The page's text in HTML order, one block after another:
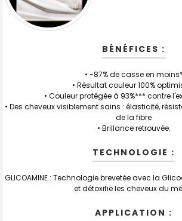
BÉNÉFICES :
• -87% de casse en moins*
• Résultat couleur 100%
• Couleur protégée à 93%*** contre
• Des cheveux visiblement sains : élasticité,
de la fibre
• Brillance retrouvée.
TECHNOLOGIE :
GLICOAMINE : Technologie brevetée avec la
et détoxifie les cheveux du
APPLICATION :